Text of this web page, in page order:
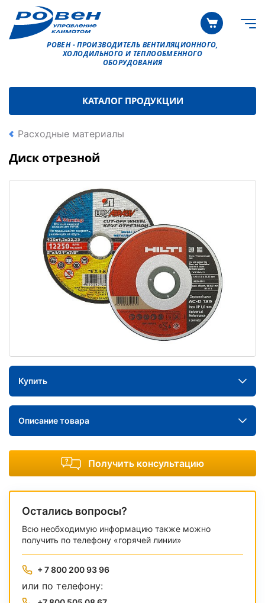
РОВЕН - ПРОИЗВОДИТЕЛЬ ВЕНТИЛЯЦИОННОГО,
ХОЛОДИЛЬНОГО И ТЕПЛООБМЕННОГО
ОБОРУДОВАНИЯ
КАТАЛОГ ПРОДУКЦИИ
Расходные материалы
Диск отрезной
Купить
Описание товара
Получить консультацию
Остались вопросы?
Всю необходимую информацию также можно
получить по телефону «горячей линии»
+ 7 800 200 93 96
или по телефону: